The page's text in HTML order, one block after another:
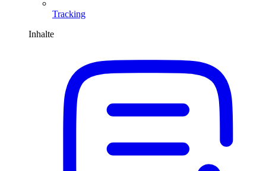
Tracking
Inhalte